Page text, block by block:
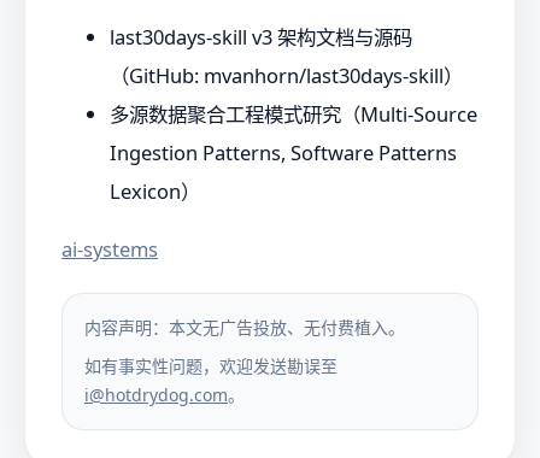
last30days-skill v3 架构文档与源码
（GitHub: mvanhorn/last30days-skill）
多源数据聚合工程模式研究（Multi-Source
Ingestion Patterns, Software Patterns
Lexicon）
ai-systems
内容声明：本文无广告投放、无付费植入。
如有事实性问题，欢迎发送勘误至
i@hotdrydog.com。